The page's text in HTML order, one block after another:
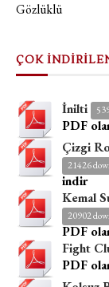
Gözlüklü
ÇOK
İnilti
PDF
Çizgi
21426
indir
Kemal
20902
PDF
Fight
PDF